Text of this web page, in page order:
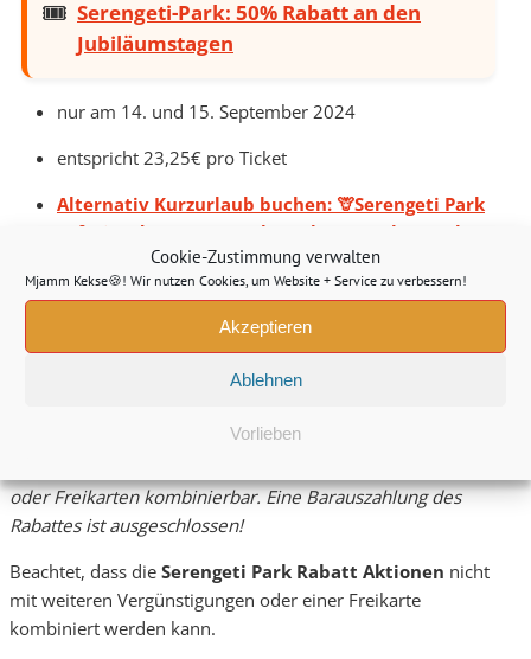
Cookie-Zustimmung verwalten
Mjamm Kekse🍪! Wir nutzen Cookies, um Website + Service zu verbessern!
Akzeptieren
Ablehnen
Vorlieben
Serengeti-Park: 50% Rabatt an den
Jubiläumstagen
nur am 14. und 15. September 2024
entspricht 23,25€ pro Ticket
Alternativ Kurzurlaub buchen: 🦒Serengeti Park
Safari Lodges (3*) + Frühstück + Tageskarte ab
Erlebt am14. & 15. Sepfember 2024jede Menge Action,
tierische Abenteuer und ein mega Geburstagsprogramm –
Jahre!“ an der Kasse sagen und es gibt
oder Freikarten kombinierbar. Eine Barauszahlung des
Rabattes ist ausgeschlossen!
Beachtet, dass die Serengeti Park Rabatt Aktionen nicht
mit weiteren Vergünstigungen oder einer Freikarte
kombiniert werden kann.